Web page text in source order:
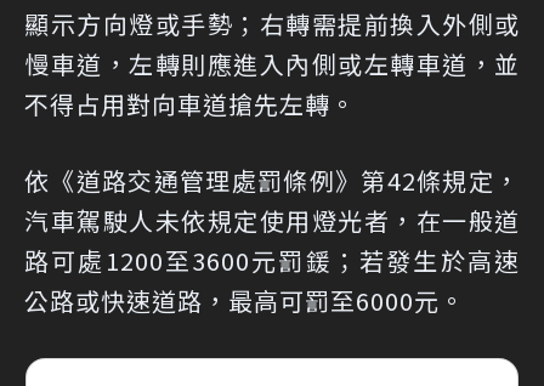
顯示方向燈或手勢；右轉需提前換入外側或
慢車道，左轉則應進入內側或左轉車道，並
不得占用對向車道搶先左轉。
依 《道路交通管理處罰條例》第42條規定，
汽車駕駛人未依規定使用燈光者，在一般道
路可處1200至3600元罰鍰；若發生於高速
公路或快速道路 ，最高可罰至6000元。